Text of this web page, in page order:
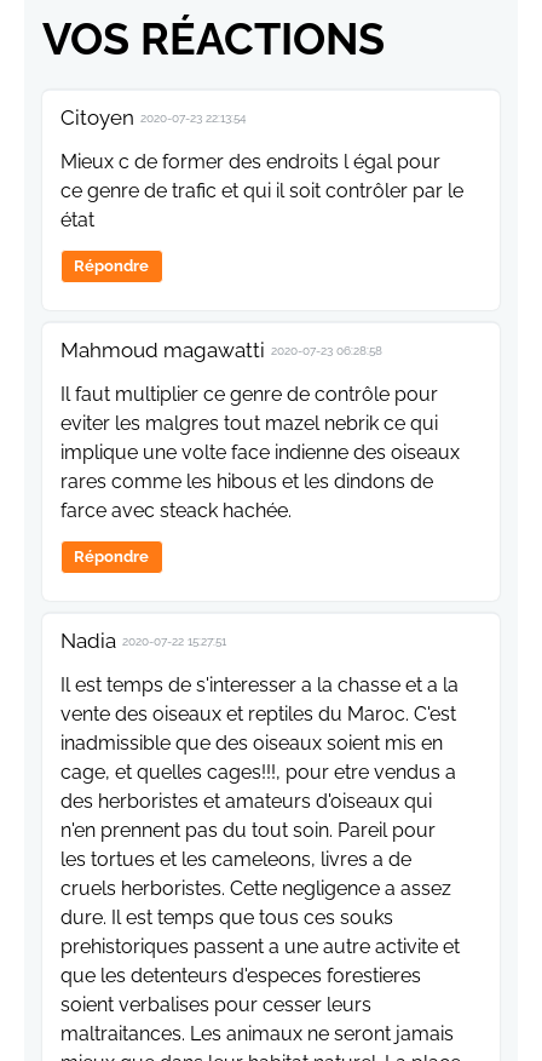
VOS RÉACTIONS
Citoyen 2020-07-23 22:13:54
Mieux c de former des endroits l égal pour
ce genre de trafic et qui il soit contrôler par le
état
Répondre
Mahmoud magawatti 2020-07-23 06:28:58
Il faut multiplier ce genre de contrôle pour
eviter les malgres tout mazel nebrik ce qui
implique une volte face indienne des oiseaux
rares comme les hibous et les dindons de
farce avec steack hachée.
Répondre
Nadia 2020-07-22 15:27:51
Il est temps de s'interesser a la chasse et a la
vente des oiseaux et reptiles du Maroc. C'est
inadmissible que des oiseaux soient mis en
cage, et quelles cages!!!, pour etre vendus a
des herboristes et amateurs d'oiseaux qui
n'en prennent pas du tout soin. Pareil pour
les tortues et les cameleons, livres a de
cruels herboristes. Cette negligence a assez
dure. Il est temps que tous ces souks
prehistoriques passent a une autre activite et
que les detenteurs d'especes forestieres
soient verbalises pour cesser leurs
maltraitances. Les animaux ne seront jamais